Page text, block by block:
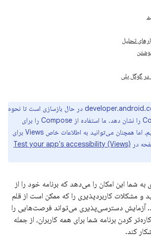
تحلیل
گوگل پلی
مستندات developer.android.com در حال بازسازی است تا نحوه
انجام وظایف با Compose را نشان دهد. ما استفاده از Compose را برای
برنامه خود توصیه می‌کنیم، اما همچنان می‌توانید به اطلاعات خاص Views برای
در Test your app's accessibility (Views)
شما این امکان را می‌دهد که برنامه خود را از
و مشکلات کاربردپذیری را که ممکن است از قلم
آزمایش دسترسی‌پذیری می‌تواند فرصت‌هایی را
کردن برنامه شما برای همه کاربران، از جمله
کند.